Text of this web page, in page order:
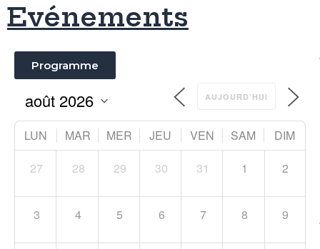
Evénements
Programme
AUJOURD’HUI
LUN MAR MER JEU VEN SAM
DIM
27
28 29 30 31 1 2
3 4 5 6 7 8 9